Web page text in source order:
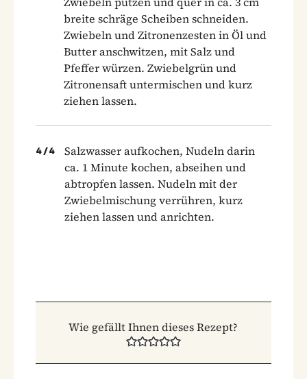
breite schräge Scheiben schneiden.
Zwiebeln und Zitronenzesten in Öl und
Butter anschwitzen, mit Salz und
Pfeffer würzen. Zwiebelgrün und
Zitronensaft untermischen und kurz
ziehen lassen.
4 /4
Salzwasser aufkochen, Nudeln darin
ca. 1 Minute kochen, abseihen und
abtropfen lassen. Nudeln mit der
Zwiebelmischung verrühren, kurz
ziehen lassen und anrichten.
Wie gefällt Ihnen dieses Rezept?